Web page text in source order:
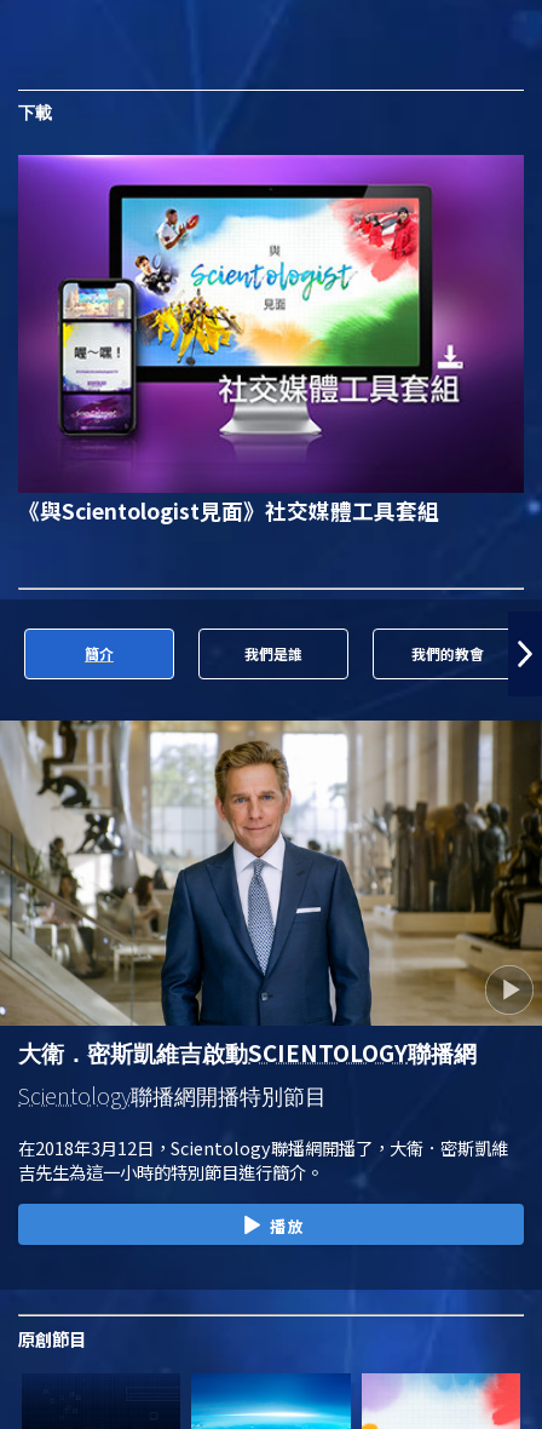
下載
《與Scientologist見面》 社交媒體工具套組
簡介 我們是誰 我們的教會
大衛．密斯凱維吉啟動SCIENTOLOGY聯播網
Scientology聯播網開播特別節目
在2018年3月12日，Scientology聯播網開播了，大衛．密斯凱維
吉先生為這一小時的特別節目進行簡介。
播放
原創節目